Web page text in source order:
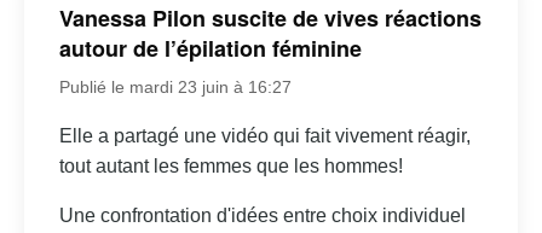
Vanessa Pilon suscite de vives réactions
autour de l’épilation féminine
Publié le mardi 23 juin à 16:27
Elle a partagé une vidéo qui fait vivement réagir,
tout autant les femmes que les hommes!
Une confrontation d'idées entre choix individuel